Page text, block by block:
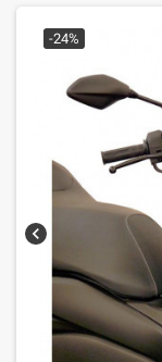
chevron_left
-24%